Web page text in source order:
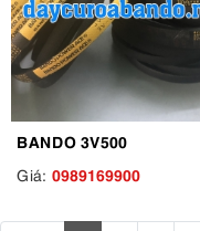
BANDO 3V500
Giá: 0989169900